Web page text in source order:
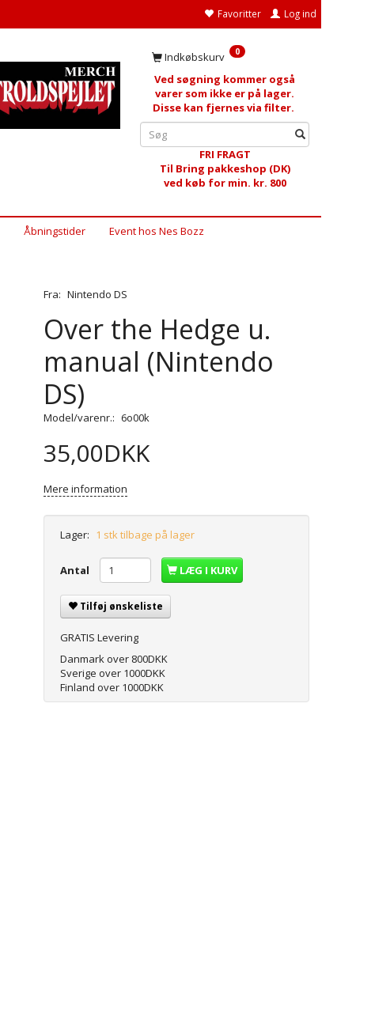
Favoritter Log ind
Indkøbskurv 0
Ved søgning kommer også
varer som ikke er på lager.
Disse kan fjernes via filter.
FRI FRAGT
Til Bring pakkeshop (DK)
ved køb for min. kr. 800
Åbningstider Event hos Nes Bozz
Fra: Nintendo DS
Over the Hedge u.
manual (Nintendo
DS)
Model/varenr.: 6o00k
35,00DKK
Mere information
Lager: 1 stk tilbage på lager
Antal LÆG I KURV
Tilføj ønskeliste
GRATIS Levering
Danmark over 800DKK
Sverige over 1000DKK
Finland over 1000DKK